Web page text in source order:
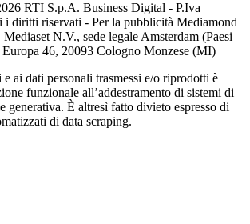
RTI S.p.A. Business Digital - P.Iva
i diritti riservati - Per la pubblicità Mediamond
N.V., sede legale Amsterdam (Paesi
46, 20093 Cologno Monzese (MI)
ai dati personali trasmessi e/o riprodotti è
funzionale all’addestramento di sistemi di
generativa. È altresì fatto divieto espresso di
di data scraping.